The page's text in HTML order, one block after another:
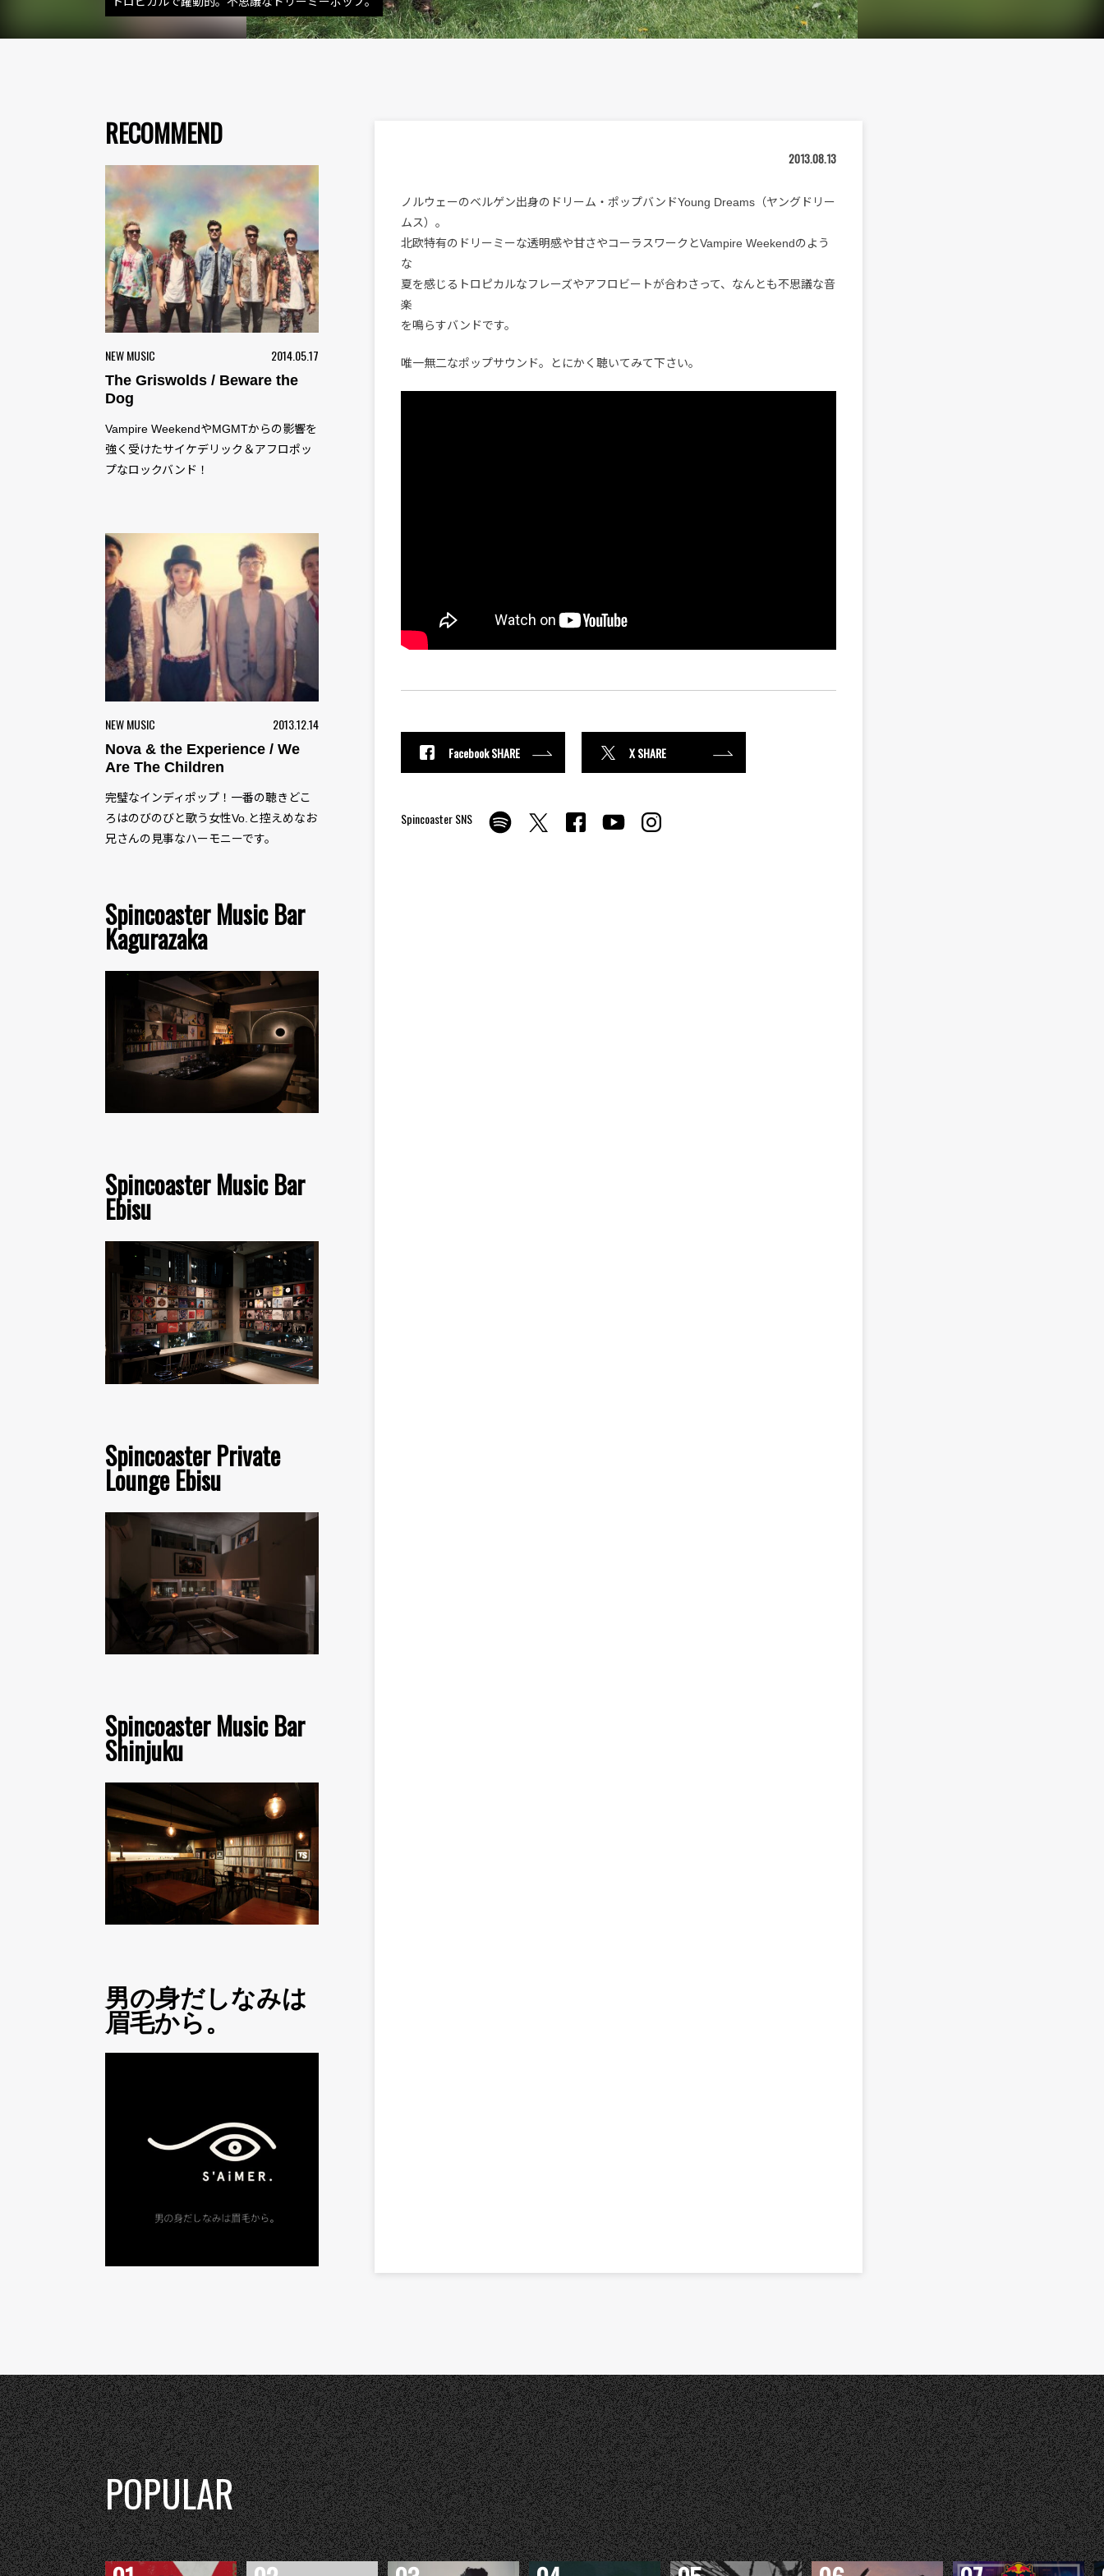
RECOMMEND
NEW MUSIC 2014.05.17
The Griswolds / Beware the
Dog
Vampire WeekendやMGMTからの影響を
強く受けたサイケデリック＆アフロポッ
プなロックバンド！
NEW MUSIC 2013.12.14
Nova & the Experience / We
Are The Children
完璧なインディポップ！一番の聴きどこ
ろはのびのびと歌う女性Vo.と控えめなお
兄さんの見事なハーモニーです。
Spincoaster Music Bar
Kagurazaka
Spincoaster Music Bar
Ebisu
Spincoaster Private
Lounge Ebisu
Spincoaster Music Bar
Shinjuku
男の身だしなみは
眉毛から。
2013.08.13
ノルウェーのベルゲン出身のドリーム・ポップバンドYoung Dreams（ヤングドリー
ムス）。
北欧特有のドリーミーな透明感や甘さやコーラスワークとVampire Weekendのよう
な
夏を感じるトロピカルなフレーズやアフロビートが合わさって、なんとも不思議な音
楽
を鳴らすバンドです。
唯一無二なポップサウンド。とにかく聴いてみて下さい。
Facebook SHARE X SHARE
Spincoaster SNS
POPULAR